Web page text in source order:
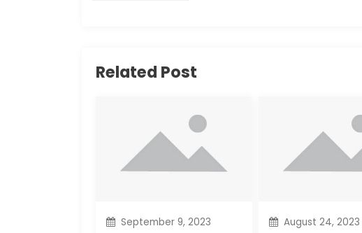
Related Post
September 9, 2023 August 24, 2023